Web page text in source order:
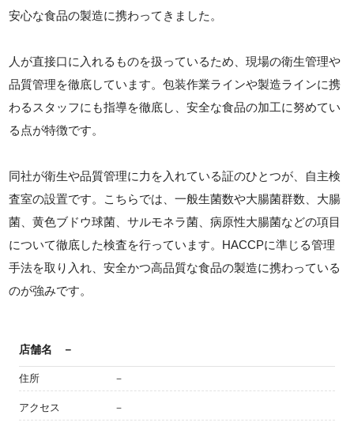
安心な食品の製造に携わってきました。
人が直接口に入れるものを扱っているため、現場の衛生管理や
品質管理を徹底しています。包装作業ラインや製造ラインに携
わるスタッフにも指導を徹底し、安全な食品の加工に努めてい
る点が特徴です。
同社が衛生や品質管理に力を入れている証のひとつが、自主検
査室の設置です。こちらでは、一般生菌数や大腸菌群数、大腸
菌、黄色ブドウ球菌、サルモネラ菌、病原性大腸菌などの項目
について徹底した検査を行っています。HACCPに準じる管理
手法を取り入れ、安全かつ高品質な食品の製造に携わっている
のが強みです。
店舗名 －
住所 －
アクセス －